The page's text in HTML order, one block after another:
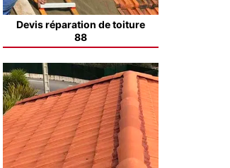
Devis réparation de toiture
88